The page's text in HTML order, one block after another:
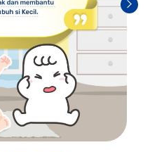
Berik
utny